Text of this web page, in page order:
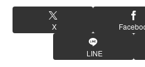
X
LINE